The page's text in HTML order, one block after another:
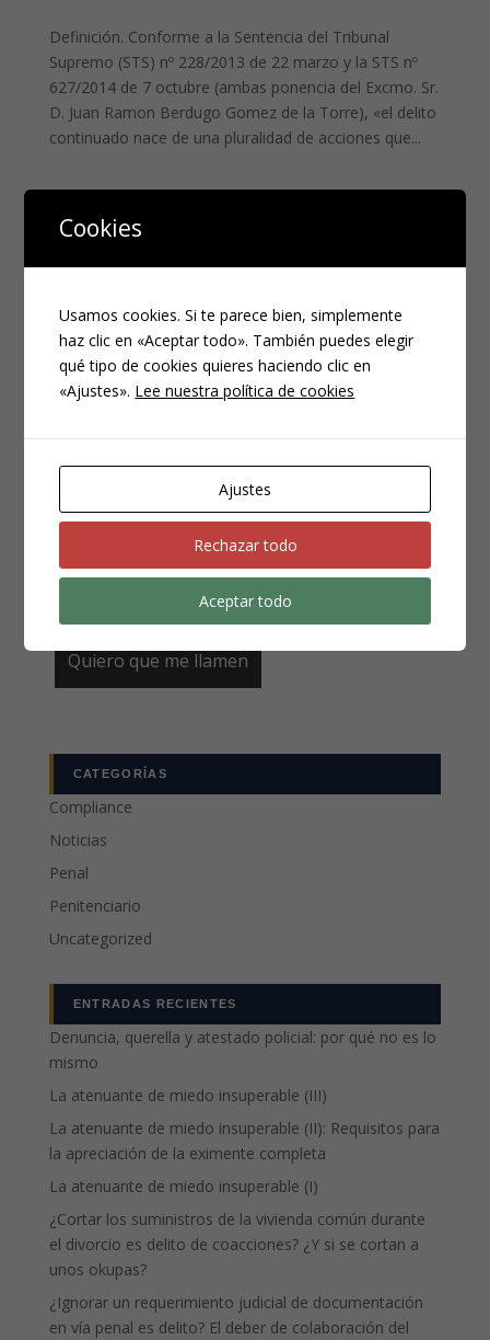
Definición. Conforme a la Sentencia del Tribunal
Supremo (STS) nº 228/2013 de 22 marzo y la STS nº
627/2014 de 7 octubre (ambas ponencia del Excmo. Sr.
D. Juan Ramon Berdugo Gomez de la Torre), «el delito
continuado nace de una pluralidad de acciones que...
Email*
Teléfono*
CATEGORÍAS
Compliance
Noticias
Penal
Penitenciario
Uncategorized
ENTRADAS RECIENTES
Denuncia, querella y atestado policial: por qué no es lo
mismo
La atenuante de miedo insuperable (III)
La atenuante de miedo insuperable (II): Requisitos para
la apreciación de la eximente completa
La atenuante de miedo insuperable (I)
¿Cortar los suministros de la vivienda común durante
el divorcio es delito de coacciones? ¿Y si se cortan a
unos okupas?
¿Ignorar un requerimiento judicial de documentación
en vía penal es delito? El deber de colaboración del
Cookies
Usamos cookies. Si te parece bien, simplemente
haz clic en «Aceptar todo». También puedes elegir
qué tipo de cookies quieres haciendo clic en
«Ajustes». Lee nuestra política de cookies
Ajustes
Rechazar todo
Aceptar todo